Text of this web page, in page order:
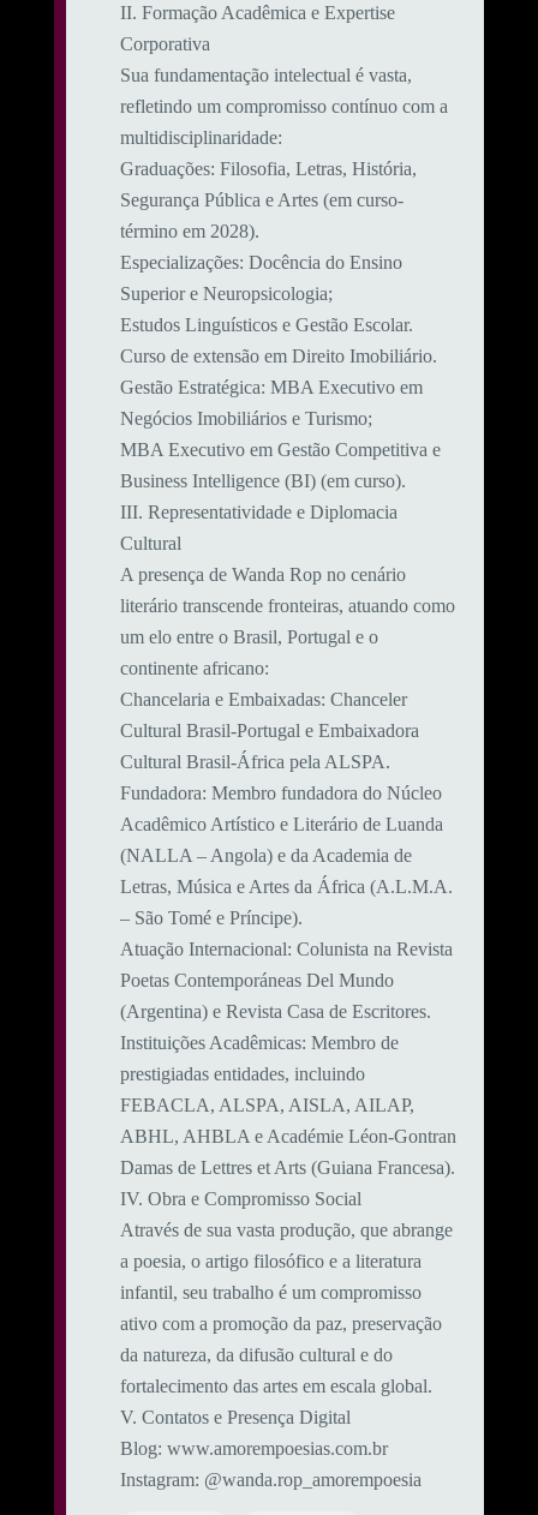
​II. Formação Acadêmica e Expertise
Corporativa
​Sua fundamentação intelectual é vasta,
refletindo um compromisso contínuo com a
multidisciplinaridade:
​Graduações: Filosofia, Letras, História,
Segurança Pública e Artes (em curso-
término em 2028).
​Especializações: Docência do Ensino
Superior e Neuropsicologia;
Estudos Linguísticos e Gestão Escolar.
Curso de extensão em Direito Imobiliário.
​Gestão Estratégica: MBA Executivo em
Negócios Imobiliários e Turismo;
MBA Executivo em Gestão Competitiva e
Business Intelligence (BI) (em curso).
​III. Representatividade e Diplomacia
Cultural
​A presença de Wanda Rop no cenário
literário transcende fronteiras, atuando como
um elo entre o Brasil, Portugal e o
continente africano:
​Chancelaria e Embaixadas: Chanceler
Cultural Brasil-Portugal e Embaixadora
Cultural Brasil-África pela ALSPA.
​Fundadora: Membro fundadora do Núcleo
Acadêmico Artístico e Literário de Luanda
(NALLA – Angola) e da Academia de
Letras, Música e Artes da África (A.L.M.A.
– São Tomé e Príncipe).
​Atuação Internacional: Colunista na Revista
Poetas Contemporáneas Del Mundo
(Argentina) e Revista Casa de Escritores.
​Instituições Acadêmicas: Membro de
prestigiadas entidades, incluindo
FEBACLA, ALSPA, AISLA, AILAP,
ABHL, AHBLA e Académie Léon-Gontran
Damas de Lettres et Arts (Guiana Francesa).
​IV. Obra e Compromisso Social
​Através de sua vasta produção, que abrange
a poesia, o artigo filosófico e a literatura
infantil, seu trabalho é um compromisso
ativo com a promoção da paz, preservação
da natureza, da difusão cultural e do
fortalecimento das artes em escala global.
​V. Contatos e Presença Digital
​Blog: www.amorempoesias.com.br
​Instagram: @wanda.rop_amorempoesia